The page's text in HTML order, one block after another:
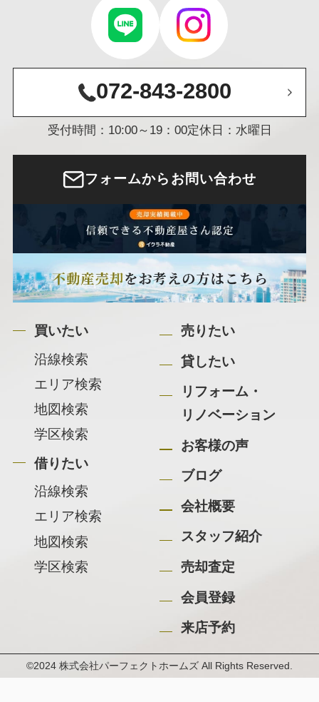
072-843-2800
受付時間：10:00～19：00定休日：水曜日
フォームからお問い合わせ
買いたい
沿線検索
エリア検索
地図検索
学区検索
借りたい
沿線検索
エリア検索
地図検索
学区検索
売りたい
貸したい
リフォーム・
リノベーション
お客様の声
ブログ
会社概要
スタッフ紹介
売却査定
会員登録
来店予約
©2024 株式会社パーフェクトホームズ All Rights Reserved.